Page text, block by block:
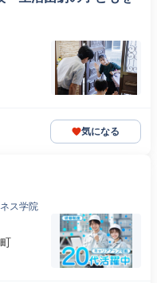
気になる
ス学院